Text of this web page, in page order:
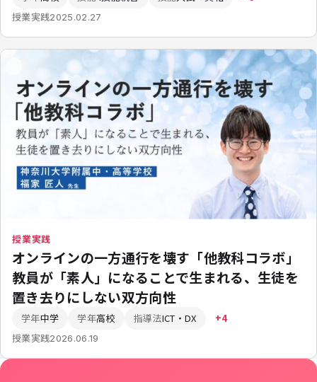
授業実践2025.02.27
授業実践
オンラインの一方通行を壊す「他教科コラボ」
教員が「素人」になることで生まれる、生徒を
置き去りにしない双方向性
学年中学 学年高校 指導法ICT・DX +4
授業実践2026.06.19